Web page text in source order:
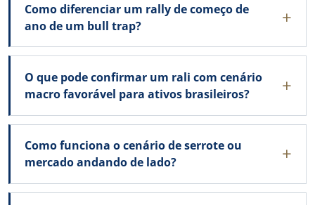
Como diferenciar um rally de começo de
ano de um bull trap?
O que pode confirmar um rali com cenário
macro favorável para ativos brasileiros?
Como funciona o cenário de serrote ou
mercado andando de lado?